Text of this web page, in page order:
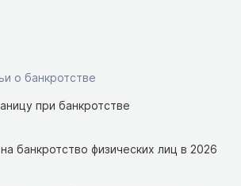
о банкротстве
при банкротстве
банкротство физических лиц в 2026